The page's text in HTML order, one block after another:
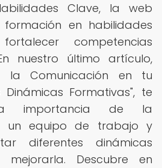
Clave, la web
en habilidades
competencias
nuestro último artículo,
la Comunicación en tu
Formativas", te
la importancia de la
un equipo de trabajo y
diferentes dinámicas
Descubre en